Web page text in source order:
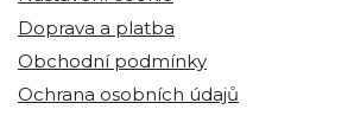
Doprava a platba
Obchodní podmínky
Ochrana osobních údajů